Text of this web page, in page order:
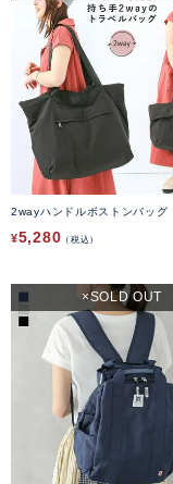
2wayハンドルボストンバッグ
¥5,280 税込
SOLD OUT